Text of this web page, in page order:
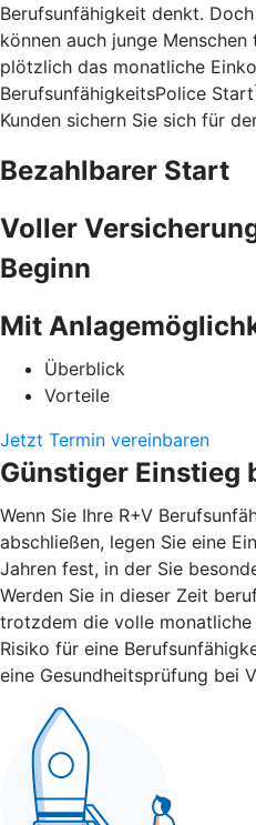
Berufsunfähigkeit denkt.
können auch junge
plötzlich das monatliche
BerufsunfähigkeitsPolice Start
Kunden sichern Sie sich für
Bezahlbarer Start
Voller
Beginn
Mit
Überblick
Vorteile
Jetzt Termin vereinbaren
Günstiger Einstieg
Wenn Sie Ihre R+V
abschließen, legen Sie eine
Jahren fest, in der Sie
Werden Sie in dieser Zeit
trotzdem die volle
Risiko für eine
eine Gesundheitsprüfung bei